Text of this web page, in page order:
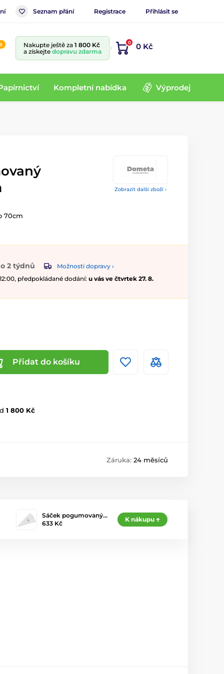
Seznam přání Registrace Přihlásit se
Nakupte ještě za 1 800 Kč
a získejte dopravu zdarma
0 0 Kč
Kompletní nabídka Výprodej
Zobrazit další zboží ›
70cm
2 týdnů
Možnosti dopravy ›
předpokládané dodání: u vás ve čtvrtek 27. 8.
Přidat do košíku
1 800 Kč
Záruka: 24 měsíců
Sáček pogumovaný…
633 Kč
K nákupu